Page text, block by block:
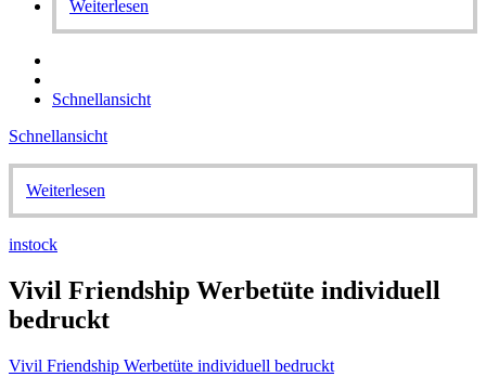
Weiterlesen
Schnellansicht
Schnellansicht
Weiterlesen
instock
Vivil Friendship Werbetüte individuell
bedruckt
Vivil Friendship Werbetüte individuell bedruckt